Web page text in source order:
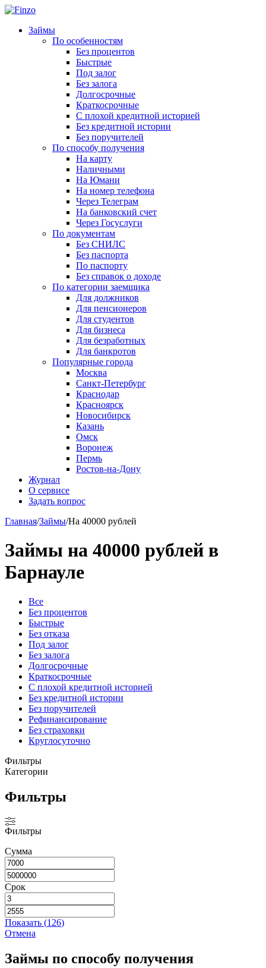
Займы
По особенностям
Без процентов
Быстрые
Под залог
Без залога
Долгосрочные
Краткосрочные
С плохой кредитной историей
Без кредитной истории
Без поручителей
По способу получения
На карту
Наличными
На Юмани
На номер телефона
Через Телеграм
На банковский счет
Через Госуслуги
По документам
Без СНИЛС
Без паспорта
По паспорту
Без справок о доходе
По категории заемщика
Для должников
Для пенсионеров
Для студентов
Для бизнеса
Для безработных
Для банкротов
Популярные города
Москва
Санкт-Петербург
Краснодар
Красноярск
Новосибирск
Казань
Омск
Воронеж
Пермь
Ростов-на-Дону
Журнал
О сервисе
Задать вопрос
Главная/Займы/На 40000 рублей
Займы на 40000 рублей в
Барнауле
Все
Без процентов
Быстрые
Без отказа
Под залог
Без залога
Долгосрочные
Краткосрочные
С плохой кредитной историей
Без кредитной истории
Без поручителей
Рефинансирование
Без страховки
Круглосуточно
Фильтры
Категории
Фильтры
Фильтры
Сумма
Срок
Показать (126)
Отмена
Займы по способу получения